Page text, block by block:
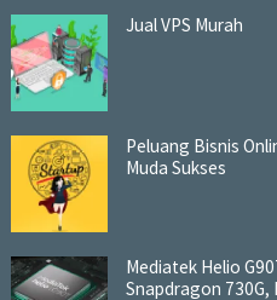
Jual VPS Murah
Peluang Bisnis
Muda Sukses
Mediatek Helio
Snapdragon 730G,